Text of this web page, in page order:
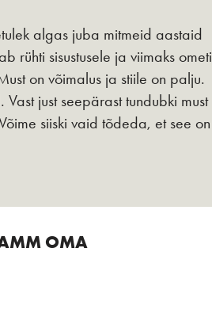
algas juba mitmeid aastaid
rühti sisustusele ja viimaks ometi
on võimalus ja stiile on palju.
just seepärast tundubki must
siiski vaid tõdeda, et see on
OMA